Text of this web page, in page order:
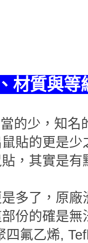
材質與等
的少，知
貼的更是
，其實是有
多了，原
份的確是
四氟乙烯,